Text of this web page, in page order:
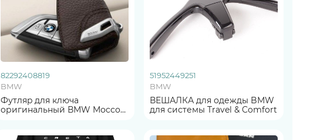
82292408819
BMW
Футляp для ключа
oригинальный ВМW Mоcсо
51952449251
BMW
ВЕШАЛКА для одежды BMW
для системы Travel & Comfort